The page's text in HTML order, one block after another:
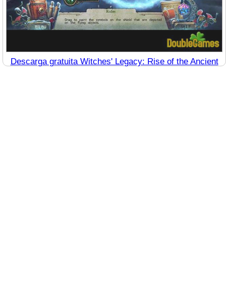
Descarga gratuita Witches' Legacy: Rise of the Ancient